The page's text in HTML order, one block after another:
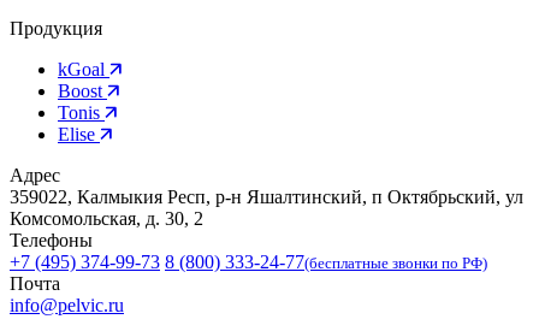
Продукция
kGoal
Boost
Tonis
Elise
Адрес
359022, Калмыкия Респ, р-н Яшалтинский, п Октябрьский, ул
Комсомольская, д. 30, 2
Телефоны
+7 (495) 374-99-73 8 (800) 333-24-77(бесплатные звонки по РФ)
Почта
info@pelvic.ru